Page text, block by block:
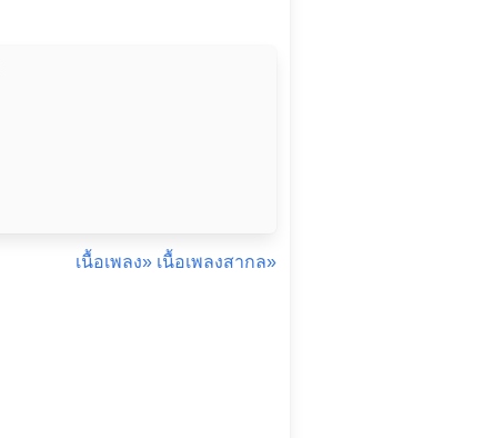
เนื้อเพลง» เนื้อเพลงสากล»